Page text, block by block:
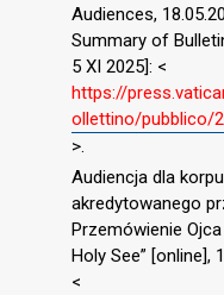
Audiences,
Summary of
5 XI 2025]: <
https://
ollettino/pubblico/
>.
Audiencja dla
akredytowanego
Przemówienie
Holy See” [online],
<